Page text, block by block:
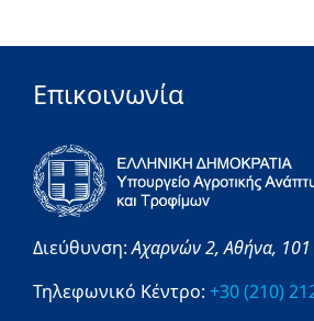
Επικοινωνία
Διεύθυνση:Αχαρνών 2,Αθήνα,
Τηλεφωνικό Κέντρο: +30 (210)